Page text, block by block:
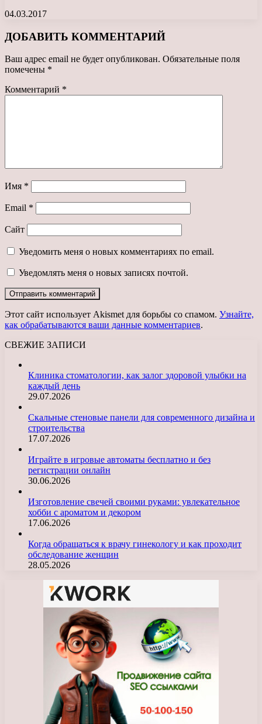
04.03.2017
ДОБАВИТЬ КОММЕНТАРИЙ
Ваш адрес email не будет опубликован. Обязательные поля
помечены *
Комментарий *
Имя *
Email *
Сайт
Уведомить меня о новых комментариях по email.
Уведомлять меня о новых записях почтой.
Этот сайт использует Akismet для борьбы со спамом. Узнайте,
как обрабатываются ваши данные комментариев.
СВЕЖИЕ ЗАПИСИ
Клиника стоматологии, как залог здоровой улыбки на
каждый день
29.07.2026
Скальные стеновые панели для современного дизайна и
строительства
17.07.2026
Играйте в игровые автоматы бесплатно и без
регистрации онлайн
30.06.2026
Изготовление свечей своими руками: увлекательное
хобби с ароматом и декором
17.06.2026
Когда обращаться к врачу гинекологу и как проходит
обследование женщин
28.05.2026